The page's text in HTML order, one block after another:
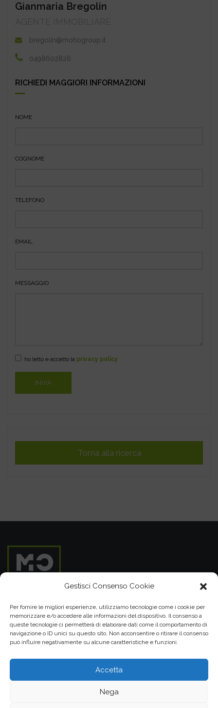
Gestisci Consenso Cookie
Per fornire le migliori esperienze, utilizziamo tecnologie come i cookie per
memorizzare e/o accedere alle informazioni del dispositivo. Il consenso a
queste tecnologie ci permetterà di elaborare dati come il comportamento di
navigazione o ID unici su questo sito. Non acconsentire o ritirare il consenso
può influire negativamente su alcune caratteristiche e funzioni.
Accetta
Nega
Gianmaria Bregolin
bregolin@mohogroup.it
0498602826
RICHIEDI MAGGIORI INFORMAZIONI
NOME
COGNOME
TELEFONO
EMAIL
MESSAGGIO
ho letto e accetto la privacy policy
Torna alla ricerca
MOHO SRL
P.IVA 05099860289
Cap. Soc. € 15.000,00 i.v.